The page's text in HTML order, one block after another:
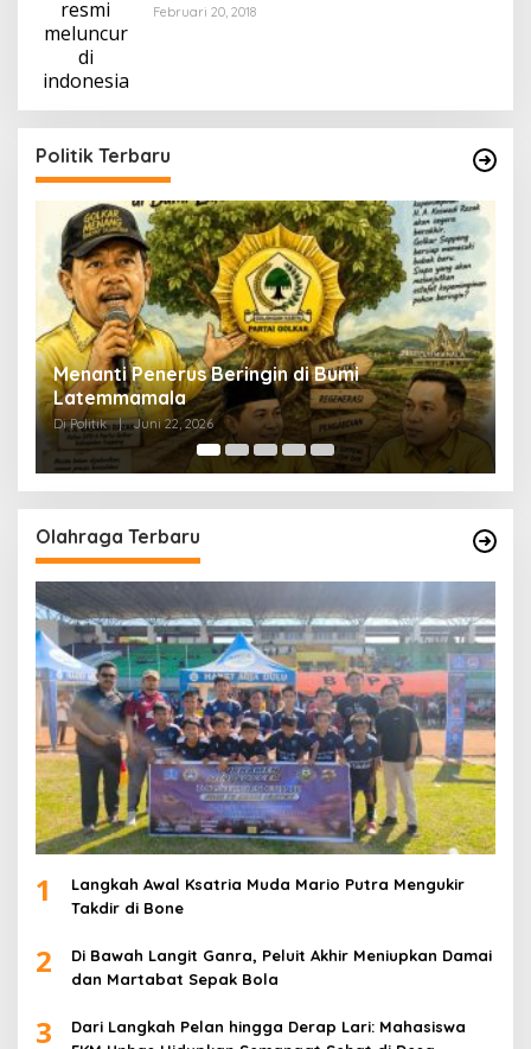
Februari 20, 2018
Politik Terbaru
Senyap Konsolidasi Menjelang Musda Golkar
Soppeng
Di Politik | Juni 22, 2026
Olahraga Terbaru
1
Langkah Awal Ksatria Muda Mario Putra Mengukir
Takdir di Bone
2
Di Bawah Langit Ganra, Peluit Akhir Meniupkan Damai
dan Martabat Sepak Bola
3
Dari Langkah Pelan hingga Derap Lari: Mahasiswa